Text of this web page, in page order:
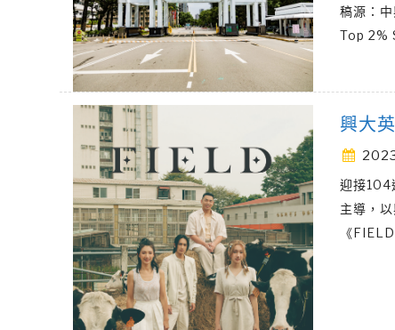
稿源：
Top 2%
興大
迎接104
主導，
《